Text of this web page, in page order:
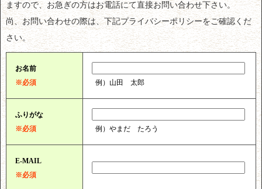
ますので、お急ぎの方はお電話にて直接お問い合わせ下さい。
尚、お問い合わせの際は、下記プライバシーポリシーをご確認くだ
さい。
お名前
※必須
例）山田 太郎
ふりがな
※必須
例）やまだ たろう
E-MAIL
※必須